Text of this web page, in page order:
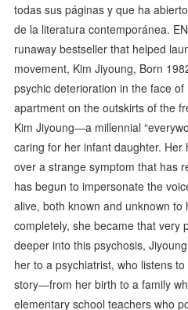
todas sus páginas y que ha
de la literatura contemporánea.
runaway bestseller that helped
movement, Kim Jiyoung, Born
psychic deterioration in the face
apartment on the outskirts of the
Kim Jiyoung―a millennial
caring for her infant daughter. Her
over a strange symptom that has
has begun to impersonate the
alive, both known and unknown to
completely, she became that very
deeper into this psychosis,
her to a psychiatrist, who listens
story―from her birth to a family
elementary school teachers who